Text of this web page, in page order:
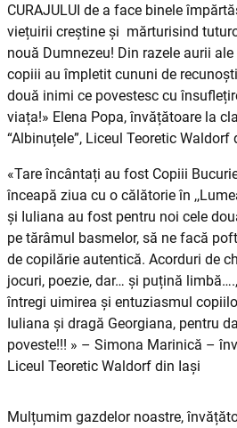
CURAJULUI de a face binele
viețuirii creștine și mărturisind
nouă Dumnezeu! Din razele aurii
copiii au împletit cununi de
două inimi ce povestesc cu
viața!» Elena Popa, învățătoare la
“Albinuțele”, Liceul Teoretic Waldorf
«Tare încântați au fost Copiii
înceapă ziua cu o călătorie în
și Iuliana au fost pentru noi cele
pe tărâmul basmelor, să ne facă
de copilărie autentică. Acorduri de
jocuri, poezie, dar… și puțină
întregi uimirea și entuziasmul
Iuliana și dragă Georgiana, pentru
poveste!!! » – Simona Marinică –
Liceul Teoretic Waldorf din Iași
Mulțumim gazdelor noastre,